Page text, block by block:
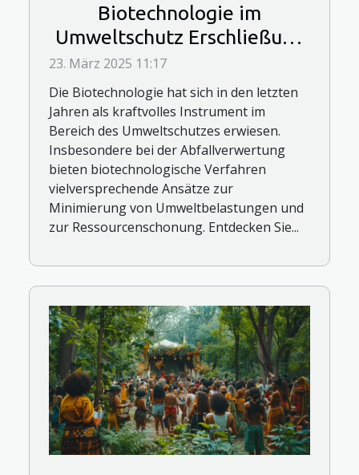
Biotechnologie im
Umweltschutz Erschließung
neuer Methoden zur
Abfallverwertung
23. März 2025 11:17
Die Biotechnologie hat sich in den letzten
Jahren als kraftvolles Instrument im
Bereich des Umweltschutzes erwiesen.
Insbesondere bei der Abfallverwertung
bieten biotechnologische Verfahren
vielversprechende Ansätze zur
Minimierung von Umweltbelastungen und
zur Ressourcenschonung. Entdecken Sie...